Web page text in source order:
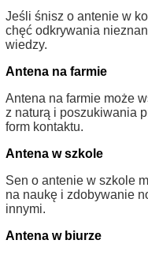
Jeśli śnisz o antenie w
chęć odkrywania
wiedzy.
Antena na farmie
Antena na farmie może
z naturą i poszukiwania
form kontaktu.
Antena w szkole
Sen o antenie w szkole
na naukę i zdobywanie
innymi.
Antena w biurze